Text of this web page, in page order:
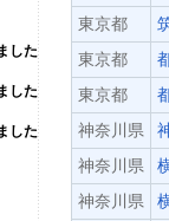
した
した
した
東京都
東京都
東京都
神奈川県
神奈川県
神奈川県